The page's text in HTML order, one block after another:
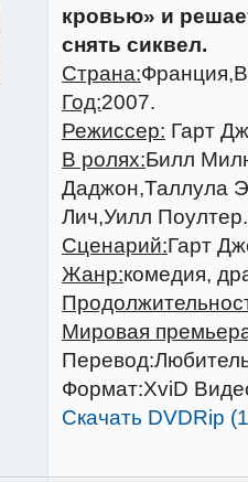
кровью» и
снять сиквел.
Страна:
Год:2007.
Режиссер: Гарт
В ролях:Билл
Даджон,Таллула
Лич,Уилл Поултер.
Сценарий:Гарт
Жанр:комедия,
Мировая
Формат:XviD
Скачать DVDRip